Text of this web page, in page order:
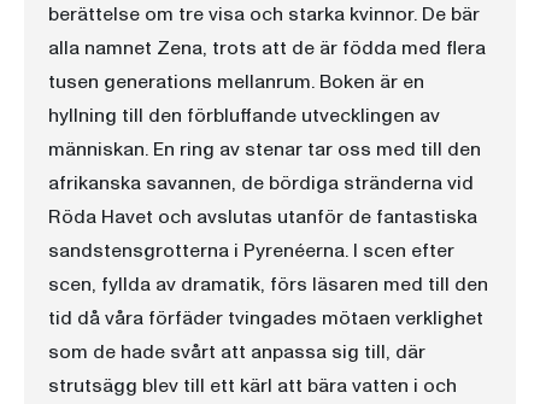
berättelse om tre visa och starka kvinnor. De bär
alla namnet Zena, trots att de är födda med flera
tusen generations mellanrum. Boken är en
hyllning till den förbluffande utvecklingen av
människan. En ring av stenar tar oss med till den
afrikanska savannen, de bördiga stränderna vid
Röda Havet och avslutas utanför de fantastiska
sandstensgrotterna i Pyrenéerna. I scen efter
scen, fyllda av dramatik, förs läsaren med till den
tid då våra förfäder tvingades mötaen verklighet
som de hade svårt att anpassa sig till, där
strutsägg blev till ett kärl att bära vatten i och